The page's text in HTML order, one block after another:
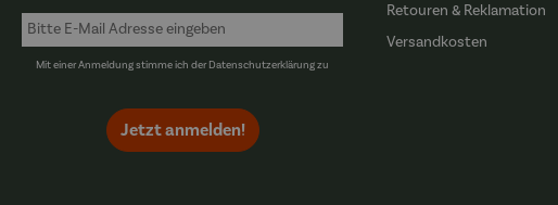
Mit einer Anmeldung stimme ich derDatenschutzerklärungzu
Jetzt anmelden!
Retouren & Reklamation
Versandkosten